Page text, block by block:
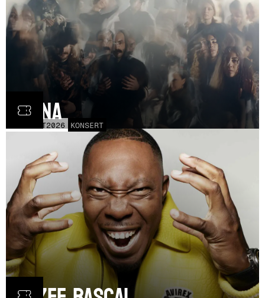
OCT2026 KONSERT
Fauna